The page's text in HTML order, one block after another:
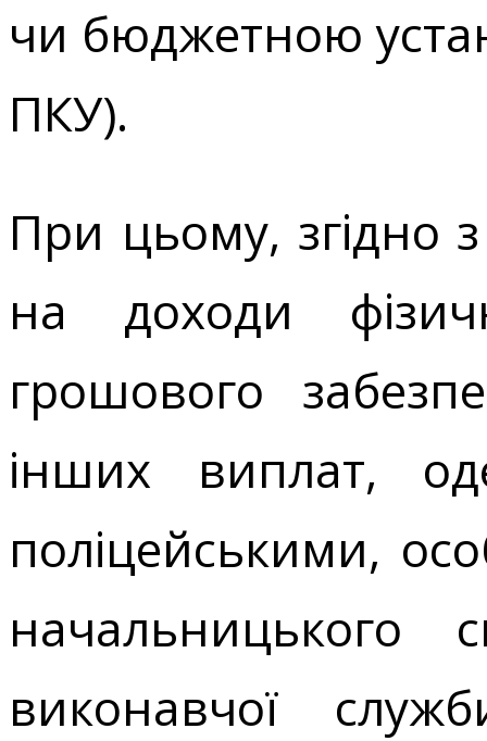
чи бюджетною
ПКУ).
При цьому, згідно
на доходи
грошового
інших виплат,
начальницького
виконавчої